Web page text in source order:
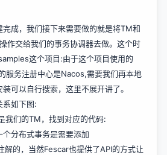
完成，我们接下来需要做的就是将TM和
作交给我们的事务协调器去做。这个时
这个项目:由于这个项目使用的
服务注册中心是Nacos,需要我们再本地
可以自行搜索，这里不展开讲了。
系如下图:
我们的TM，找到对应的代码:
分布式事务是需要添加
的，当然Fescar也提供了API的方式让